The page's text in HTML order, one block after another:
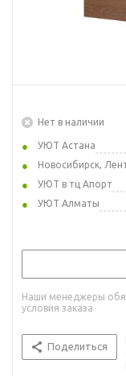
Нет в наличии
УЮТ Астана
Новосибирск,
УЮТ в тц Апорт
УЮТ Алматы
Наши менеджеры
условия заказа
Поделиться